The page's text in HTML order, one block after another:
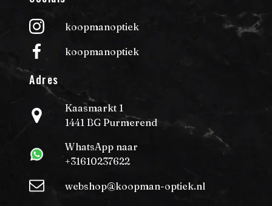
Adres
Kaasmarkt 1
1441 BG Purmerend
WhatsApp naar
+31610237622
webshop@koopman-optiek.nl
koopmanoptiek
koopmanoptiek